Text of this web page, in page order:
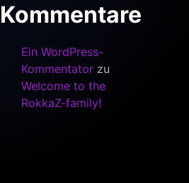
Kommentare
Ein WordPress-
Kommentator zu
Welcome to the
RokkaZ-family!